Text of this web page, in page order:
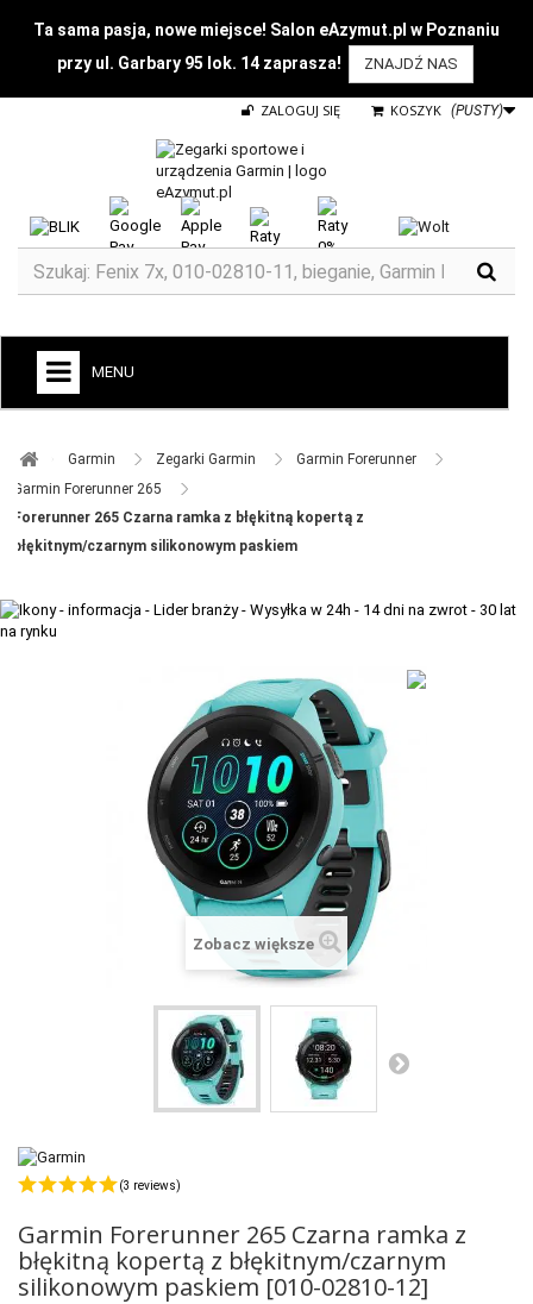
Ta sama pasja, nowe miejsce! Salon eAzymut.pl w Poznaniu
przy ul. Garbary 95 lok. 14 zaprasza!
ZNAJDŹ NAS
KOSZYK (PUSTY)
ZALOGUJ SIĘ
MENU
ZEGARKI DLA DZIECI GARMIN
ELITE
VOSTOK EUROPE ZEGARKI
OBAKU DENMARK ZEGARKI
OUTLET
Garmin ​ Zegarki Garmin ​
Garmin Forerunner ​
Garmin Forerunner 265 ​
Forerunner 265 Czarna ramka z błękitną kopertą z
błękitnym/czarnym silikonowym paskiem
Zobacz większe
(3 reviews)
Garmin Forerunner 265 Czarna ramka z
błękitną kopertą z błękitnym/czarnym
silikonowym paskiem [010-02810-12]